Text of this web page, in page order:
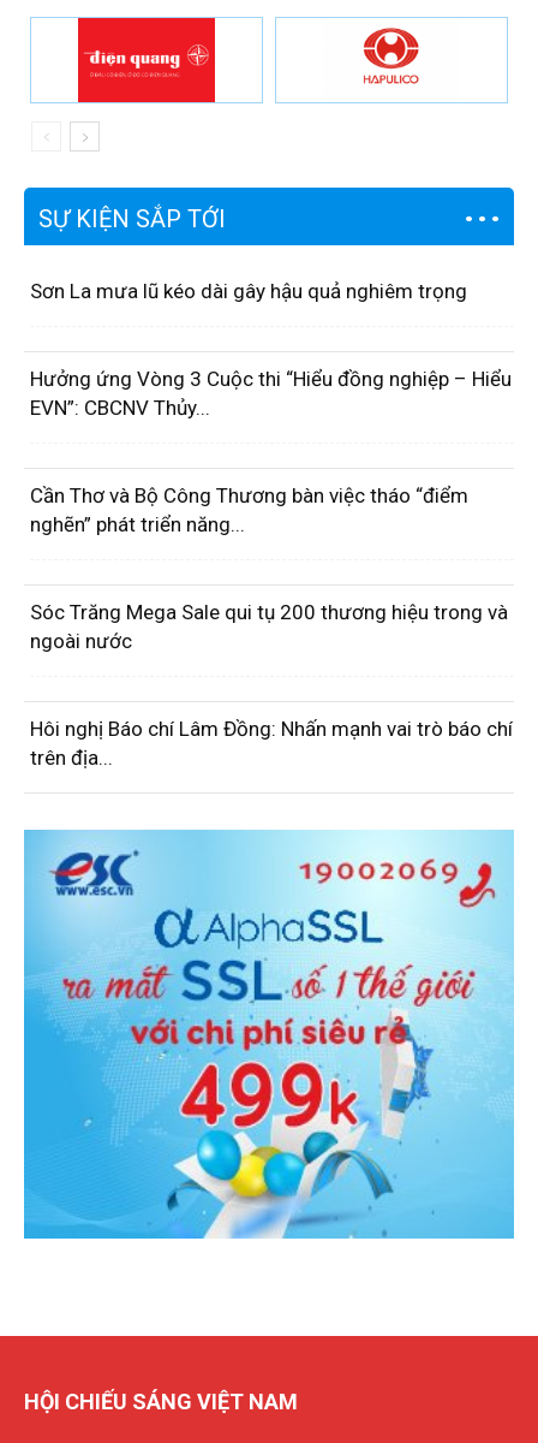
SỰ KIỆN SẮP TỚI
Sơn La mưa lũ kéo dài gây hậu quả nghiêm trọng
Hưởng ứng Vòng 3 Cuộc thi “Hiểu đồng nghiệp – Hiểu
EVN”: CBCNV Thủy...
Cần Thơ và Bộ Công Thương bàn việc tháo “điểm
nghẽn” phát triển năng...
Sóc Trăng Mega Sale qui tụ 200 thương hiệu trong và
ngoài nước
Hôi nghị Báo chí Lâm Đồng: Nhấn mạnh vai trò báo chí
trên địa...
HỘI CHIẾU SÁNG VIỆT NAM